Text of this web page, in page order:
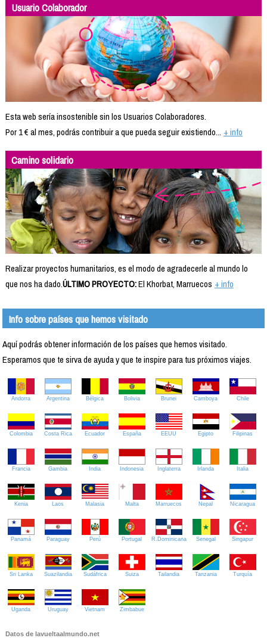
Usuario Colaborador
Esta web sería insostenible sin los Usuarios Colaboradores.
Por 1 € al mes, podrás contribuir a que pueda seguir existiendo... + info
Camino solidario
Realizar proyectos humanitarios, es el modo de agradecerle al mundo lo
que nos ha dado.ÚLTIMO PROYECTO:El Khorbat, Marruecos + info
Info sobre países que hemos visitado
Aquí podrás obtener información de los países que hemos visitado.
Esperamos que te sirva de ayuda y que te inspire para tus próximos viajes.
Andorra Argentina Bélgica Bolivia Brunei Camboya Chile
Colombia Costa Rica Ecuador España EEUU Egipto Filipinas
Francia Gambia India Indonesia Inglaterra Irlanda Italia
Kenia Laos Malasia Malta Marruecos Nepal Nicaragua
Panamá Paraguay Perú Portugal R.Dominicana Senegal Singapur
Sri Lanka Suazilandia Sudáfrica Suiza Tailandia Tanzania Turquía
Uganda Uruguay Vietnam Zimbabue
Datos de lavueltaalmundo.net